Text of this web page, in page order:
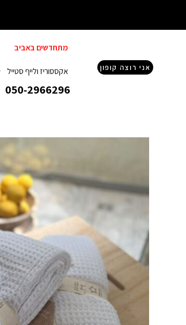
אני רוצה קופון
מתחדשים באביב
אקססוריז ולייף סטייל
050-2966296